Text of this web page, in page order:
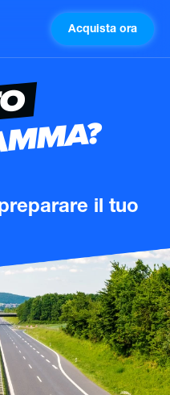
Acquista ora
il tuo